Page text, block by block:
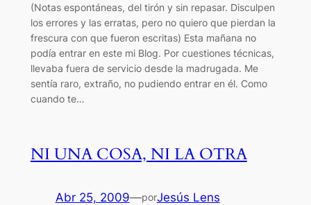
(Notas espontáneas, del tirón y sin repasar. Disculpen
los errores y las erratas, pero no quiero que pierdan la
frescura con que fueron escritas) Esta mañana no
podía entrar en este mi Blog. Por cuestiones técnicas,
llevaba fuera de servicio desde la madrugada. Me
sentía raro, extraño, no pudiendo entrar en él. Como
cuando te…
NI UNA COSA, NI LA OTRA
Abr 25, 2009—porJesús Lens